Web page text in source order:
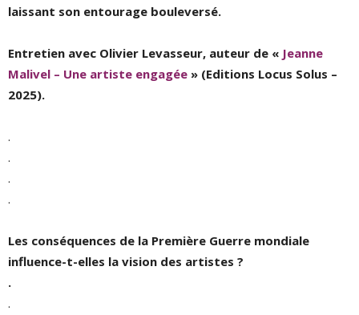
laissant son entourage bouleversé.
Entretien avec Olivier Levasseur, auteur de « Jeanne
Malivel – Une artiste engagée » (Editions Locus Solus –
2025).
.
.
.
.
Les conséquences de la Première Guerre mondiale
influence-t-elles la vision des artistes ?
.
.